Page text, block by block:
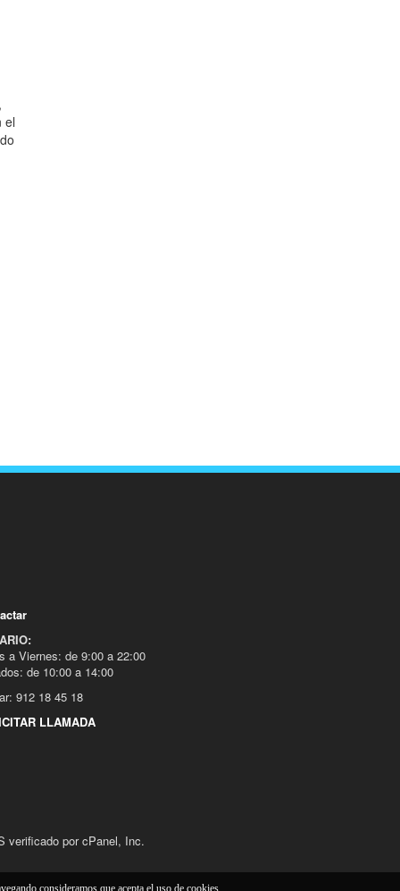
el
a Viernes: de 9:00 a 22:00
de 10:00 a 14:00
912 18 45 18
LLAMADA
verificado por cPanel, Inc.
consideramos que acepta el uso de cookies.